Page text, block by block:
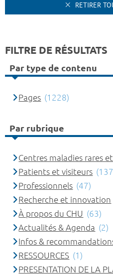
RETIRER
FILTRE DE RÉSULTATS
Par type de contenu
Pages (1228)
Par rubrique
Centres maladies rares
Patients et visiteurs
Professionnels (47)
Recherche et innovation
À propos du CHU (63)
Actualités & Agenda (2)
Infos &
RESSOURCES (1)
PRESENTATION DE LA